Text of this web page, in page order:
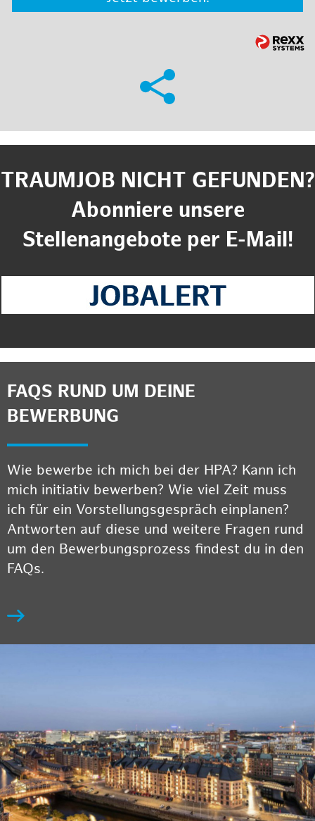
TRAUMJOB NICHT GEFUNDEN?
Abonniere unsere
Stellenangebote per E-Mail!
FAQS RUND UM DEINE
BEWERBUNG
Wie bewerbe ich mich bei der HPA? Kann ich
mich initiativ bewerben? Wie viel Zeit muss
ich für ein Vorstellungsgespräch einplanen?
Antworten auf diese und weitere Fragen rund
um den Bewerbungsprozess findest du in den
FAQs.